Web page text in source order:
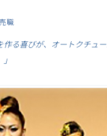
職
作る喜びが、オートクチュ